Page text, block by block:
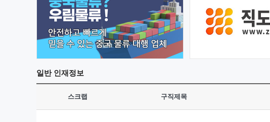
일반인재정보
스크랩 구직제목